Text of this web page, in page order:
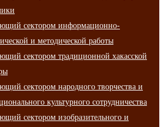
сектором информационно-
и методической работы
сектором традиционной хакасской
сектором народного творчества и
культурного сотрудничества
сектором изобразительного и